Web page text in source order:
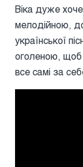
Віка дуже
мелодійною,
української
оголеною, щоб
все самі за